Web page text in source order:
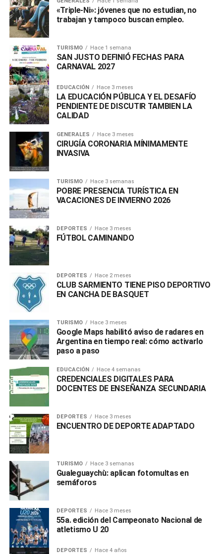
«Triple-Ni»: jóvenes que no estudian, no
trabajan y tampoco buscan empleo.
TURISMO Hace 1 semana
SAN JUSTO DEFINIÓ FECHAS PARA
CARNAVAL 2027
EDUCACIÓN Hace 3 meses
LA EDUCACIÓN PÚBLICA Y EL DESAFÍO
PENDIENTE DE DISCUTIR TAMBIEN LA
CALIDAD
GENERALES Hace 3 meses
CIRUGÍA CORONARIA MÍNIMAMENTE
INVASIVA
TURISMO Hace 3 semanas
POBRE PRESENCIA TURÍSTICA EN
VACACIONES DE INVIERNO 2026
DEPORTES Hace 3 meses
FÚTBOL CAMINANDO
DEPORTES Hace 2 meses
CLUB SARMIENTO TIENE PISO DEPORTIVO
EN CANCHA DE BASQUET
TURISMO Hace 3 meses
Google Maps habilitó aviso de radares en
Argentina en tiempo real: cómo activarlo
paso a paso
EDUCACIÓN Hace 4 semanas
CREDENCIALES DIGITALES PARA
DOCENTES DE ENSEÑANZA SECUNDARIA
DEPORTES Hace 3 meses
ENCUENTRO DE DEPORTE ADAPTADO
TURISMO Hace 3 semanas
Gualeguaychù: aplican fotomultas en
semáforos
DEPORTES Hace 3 meses
55a. edición del Campeonato Nacional de
atletismo U 20
DEPORTES Hace 4 años